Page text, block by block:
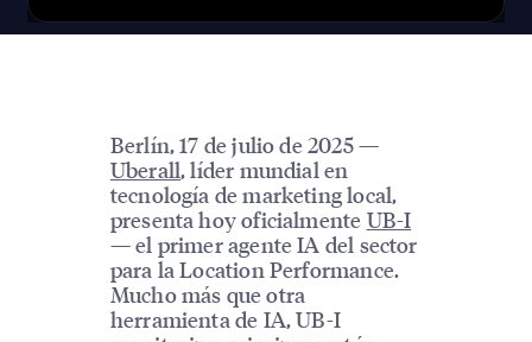
Berlín, 17 de julio de 2025 —
Uberall, líder mundial en
tecnología de marketing local,
presenta hoy oficialmente UB-I
— el primer agente IA del sector
para la Location Performance.
Mucho más que otra
herramienta de IA, UB-I